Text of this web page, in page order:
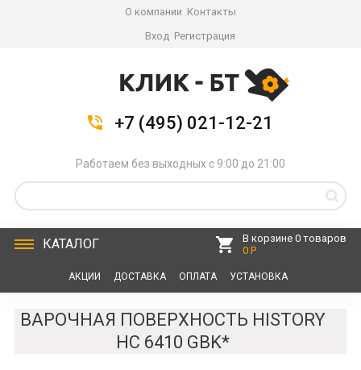
О компании Контакты
Вход Регистрация
+7 (495) 021-12-21
Работаем без выходных с 9:00 до 21:00
КАТАЛОГ
В корзине 0 товаров
0 Р
АКЦИИ ДОСТАВКА ОПЛАТА УСТАНОВКА
ВАРОЧНАЯ ПОВЕРХНОСТЬ HISTORY
HC 6410 GBK*